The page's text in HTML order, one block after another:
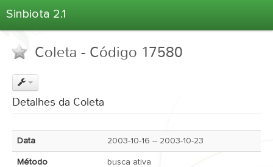
Sinbiota 2.1
Informações Ambientais
Coletas
Atlas 2.1
Coleta - Código 17580
Detalhes da Coleta
Data 2003-10-16 -- 2003-10-23
Método busca ativa